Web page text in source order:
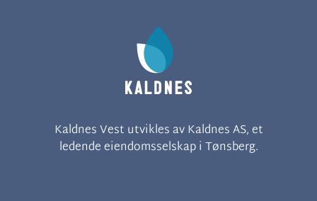
Kaldnes Vest utvikles avKaldnes AS,et
ledende eiendomsselskapi Tønsberg.